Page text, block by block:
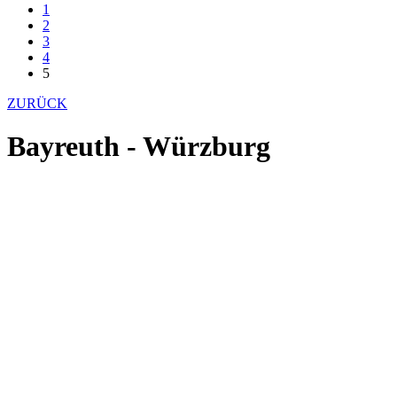
1
2
3
4
5
ZURÜCK
Bayreuth - Würzburg